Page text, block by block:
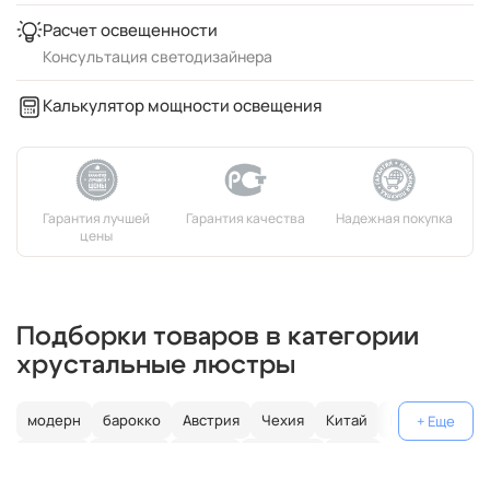
Расчет освещенности
Консультация светодизайнера
Калькулятор мощности освещения
Подборки товаров в категории
хрустальные люстры
модерн барокко Австрия Чехия Китай
Германия